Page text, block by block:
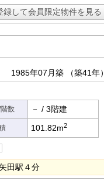
録して会員限定物件を見る
1985年07月築
（築41年）
数 － / 3階建
101.82m2
田駅４分